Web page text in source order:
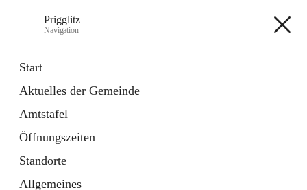
Prigglitz
Navigation
Start
Aktuelles der Gemeinde
Amtstafel
Öffnungszeiten
Standorte
Allgemeines
Externe Webseite
in
Tab
Gemeindezeitung
Ordner
öffnet
in
neuem
Tab